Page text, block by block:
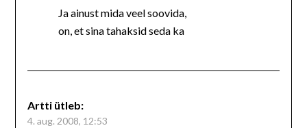
Ja ainust mida veel soovida,
on, et sina tahaksid seda ka
Artti ütleb:
4. aug. 2008, 12:53